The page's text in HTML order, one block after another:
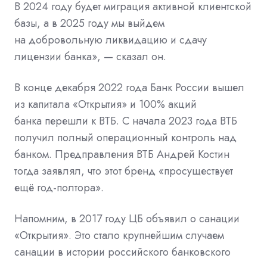
В 2024 году будет миграция активной клиентской
базы, а в 2025 году мы выйдем
на добровольную ликвидацию и сдачу
лицензии банка», — сказал он.
В конце декабря 2022 года Банк России вышел
из капитала «Открытия» и 100% акций
банка перешли к ВТБ. С начала 2023 года ВТБ
получил полный операционный контроль над
банком. Предправления ВТБ Андрей Костин
тогда заявлял, что этот бренд «просуществует
ещё год-полтора».
Напомним, в 2017 году ЦБ объявил о санации
«Открытия». Это стало крупнейшим случаем
санации в истории российского банковского